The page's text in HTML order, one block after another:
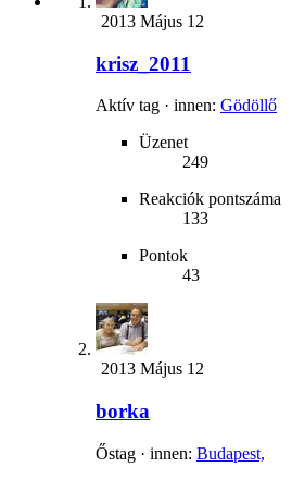
2013 Május 12
krisz_2011
Aktív tag · innen: Gödöllő
Üzenet
249
Reakciók pontszáma
133
Pontok
43
2013 Május 12
borka
Őstag · innen: Budapest,